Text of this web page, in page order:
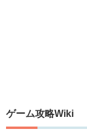
ゲーム攻略Wiki